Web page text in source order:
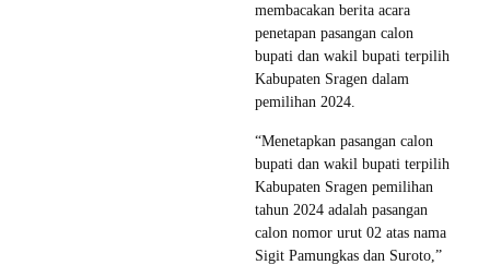
membacakan berita acara
penetapan pasangan calon
bupati dan wakil bupati terpilih
Kabupaten Sragen dalam
pemilihan 2024.
“Menetapkan pasangan calon
bupati dan wakil bupati terpilih
Kabupaten Sragen pemilihan
tahun 2024 adalah pasangan
calon nomor urut 02 atas nama
Sigit Pamungkas dan Suroto,”